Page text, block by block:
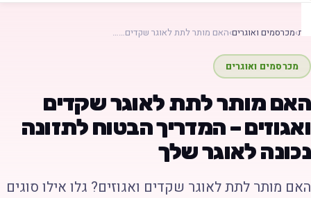
›מכרסמים ואוגרים›האם מותר לתת לאוגר שקדים……
מכרסמים ואוגרים
מותר לתת לאוגר שקדים
– המדריך הבטוח לתזונה
לאוגר שלך
מותר לתת לאוגר שקדים ואגוזים? גלו אילו סוגים